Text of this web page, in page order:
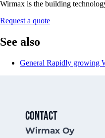
Wirmax is the building
Request a quote
See also
General Rapidly growing
Contact
Wirmax Oy